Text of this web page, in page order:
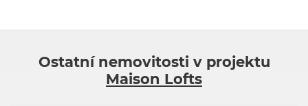
Ostatní nemovitosti v projektu
Maison Lofts